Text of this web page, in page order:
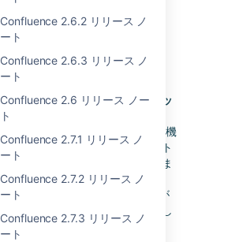
Confluence 2.6.2 リリース ノ
ート
Confluence 2.6.3 リリース ノ
ート
Confluence 2.6 リリース ノー
ト
Confluence 2.7.1 リリース ノ
ート
Confluence 2.7.2 リリース ノ
ート
Confluence 2.7.3 リリース ノ
ート
Administrator'
permission.
By default, all
installations of
Confluence will
messages to
home directory
instead of the
server's log file.
Confluence 2.8
以降、Java 1.4
は廃止される予
フィードバッ
件の新機
能リクエスト
が実装されま
した
票が
満足と投票し
ました